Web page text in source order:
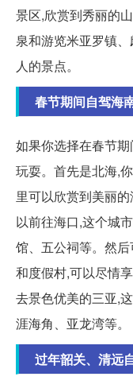
景区,欣赏到秀丽的
泉和游览米亚罗镇
人的景点。
春节期间自驾海
如果你选择在春节
玩耍。首先是北海,
里可以欣赏到美丽
以前往海口,这个城
馆、五公祠等。然
和度假村,可以尽情
去景色优美的三亚,
涯海角、亚龙湾等。
过年韶关、清远